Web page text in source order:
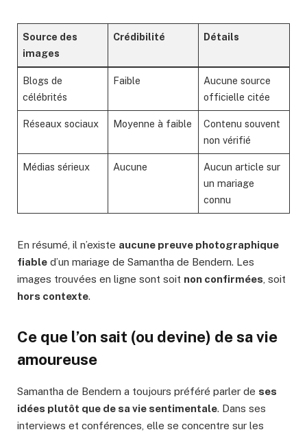
Source des
images
Crédibilité Détails
Blogs de
célébrités
Faible
Aucune source
officielle citée
Réseaux sociaux Moyenne à faible
Contenu souvent
non vérifié
Médias sérieux Aucune
Aucun article sur
un mariage
connu
En résumé, il n’existe aucune preuve photographique
fiable d’un mariage de Samantha de Bendern. Les
images trouvées en ligne sont soit non confirmées , soit
hors contexte.
Ce que l’on sait (ou devine) de sa vie
amoureuse
Samantha de Bendern a toujours préféré parler de ses
idées plutôt que de sa vie sentimentale. Dans ses
interviews et conférences, elle se concentre sur les